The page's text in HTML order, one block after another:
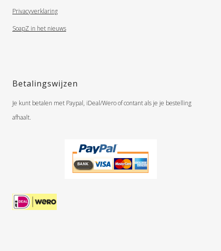
Privacyverklaring
SoapZ in het nieuws
Betalingswijzen
Je kunt betalen met Paypal, iDeal/Wero of contant als je je bestelling
afhaalt.